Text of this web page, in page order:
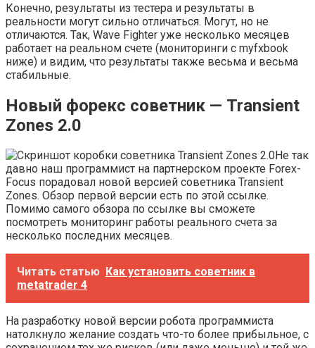
Конечно, результаты из тестера и результаты в
реальности могут сильно отличаться. Могут, но не
отличаются. Так, Wave Fighter уже несколько месяцев
работает на реальном счете (мониторинги с myfxbook
ниже) и видим, что результаты также весьма и весьма
стабильные.
Новый форекс советник — Transient
Zones 2.0
Не так
давно наш программист на партнерском проекте Forex-
Focus порадовал новой версией советника Transient
Zones. Обзор первой версии есть по этой ссылке.
Помимо самого обзора по ссылке вы сможете
посмотреть мониторинг работы реального счета за
несколько последних месяцев.
Читать статью Как установить советник в
metatrader 4
На разработку новой версии робота программиста
натолкнуло желание создать что-то более прибыльное, с